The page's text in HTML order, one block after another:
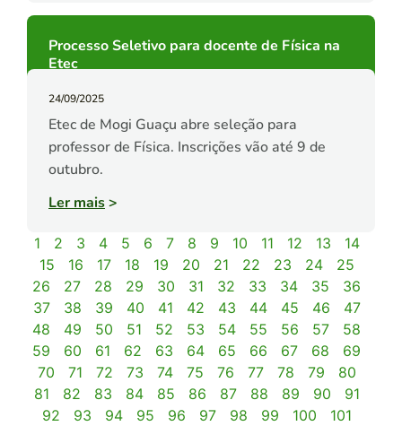
Processo Seletivo para docente de Física na
Etec
24/09/2025
Etec de Mogi Guaçu abre seleção para
professor de Física. Inscrições vão até 9 de
outubro.
Ler mais>
1 2 3 4 5 6 7 8 9 10 11 12 13
14
15
16 17 18 19 20 21 22 23 24
25
26
27 28 29 30 31 32 33 34 35
36
37
38 39 40 41 42 43 44 45 46
47
48
49 50 51 52 53 54 55 56 57
58
59
60 61 62 63 64 65 66 67 68
69
70
71 72 73 74 75 76 77 78 79
80
81
82 83 84 85 86 87 88 89 90
91
92
93 94 95 96 97 98 99 100
101